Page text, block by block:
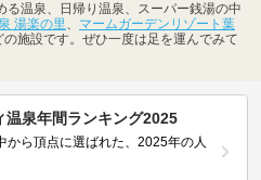
温泉、日帰り温泉、スーパー銭湯の中
湯楽の里、 マームガーデンリゾート葉
の施設です。ぜひ一度は足を運んでみて
温泉年間ランキング2025
から頂点に選ばれた、2025年の人